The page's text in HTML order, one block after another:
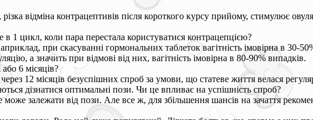
різка відміна контрацептивів після короткого курсу прийому, стимулює
1 цикл, коли пара перестала користуватися контрацепцією?
при скасуванні гормональних таблеток вагітність імовірна в 30-
а значить при відмові від них, вагітність імовірна в 80-90% випадків.
6 місяців?
12 місяців безуспішних спроб за умови, що статеве життя велася
дізнатися оптимальні пози. Чи це впливає на успішність спроб?
залежати від пози. Але все ж, для збільшення шансів на зачаття